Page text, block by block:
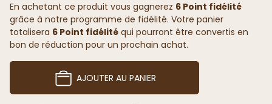
En achetant ce produit vous gagnerez 6 Point fidélité
grâce à notre programme de fidélité. Votre panier
totalisera 6 Point fidélité qui pourront être convertis en
bon de réduction pour un prochain achat.
AJOUTER AU PANIER